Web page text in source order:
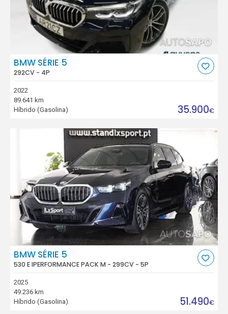
BMW SÉRIE 5
292CV - 4P
2022
89.641 km
Híbrido (Gasolina)
35.900€
BMW SÉRIE 5
530 E IPERFORMANCE PACK M - 299CV - 5P
2025
49.236 km
Híbrido (Gasolina)
51.490€